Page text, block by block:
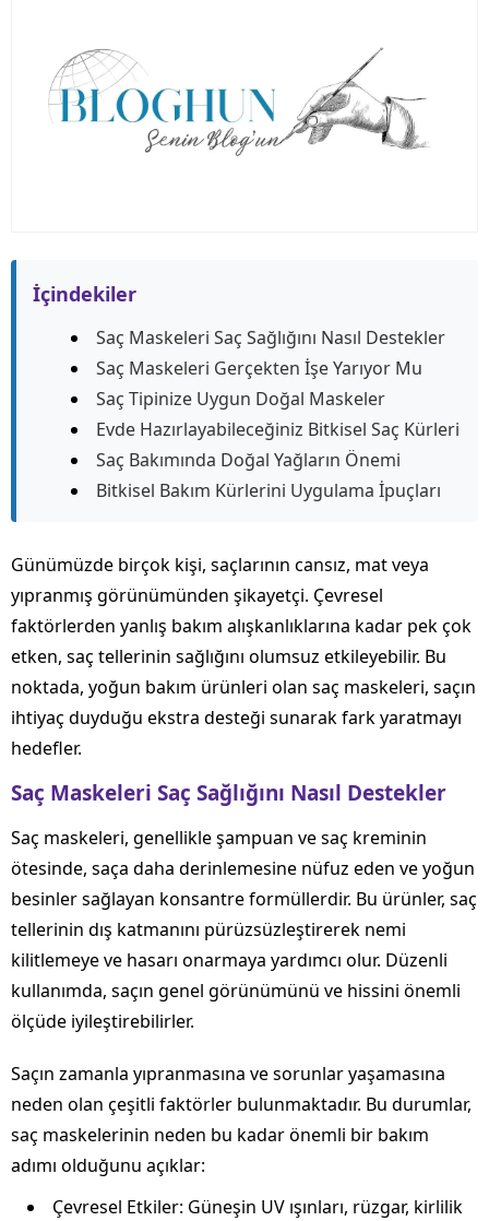
İçindekiler
Saç Maskeleri Saç Sağlığını Nasıl Destekler
Saç Maskeleri Gerçekten İşe Yarıyor Mu
Saç Tipinize Uygun Doğal Maskeler
Evde Hazırlayabileceğiniz Bitkisel Saç Kürleri
Saç Bakımında Doğal Yağların Önemi
Bitkisel Bakım Kürlerini Uygulama İpuçları
Günümüzde birçok kişi, saçlarının cansız, mat veya
yıpranmış görünümünden şikayetçi. Çevresel
faktörlerden yanlış bakım alışkanlıklarına kadar pek çok
etken, saç tellerinin sağlığını olumsuz etkileyebilir. Bu
noktada, yoğun bakım ürünleri olan saç maskeleri, saçın
ihtiyaç duyduğu ekstra desteği sunarak fark yaratmayı
hedefler.
Saç Maskeleri Saç Sağlığını Nasıl Destekler
Saç maskeleri, genellikle şampuan ve saç kreminin
ötesinde, saça daha derinlemesine nüfuz eden ve yoğun
besinler sağlayan konsantre formüllerdir. Bu ürünler, saç
tellerinin dış katmanını pürüzsüzleştirerek nemi
kilitlemeye ve hasarı onarmaya yardımcı olur. Düzenli
kullanımda, saçın genel görünümünü ve hissini önemli
ölçüde iyileştirebilirler.
Saçın zamanla yıpranmasına ve sorunlar yaşamasına
neden olan çeşitli faktörler bulunmaktadır. Bu durumlar,
saç maskelerinin neden bu kadar önemli bir bakım
adımı olduğunu açıklar:
Çevresel Etkiler: Güneşin UV ışınları, rüzgar, kirlilik